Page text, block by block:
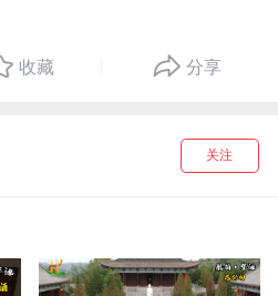
收藏 分享
关注